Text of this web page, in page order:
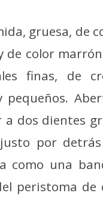
gruesa, de
color
finas, de
dos dientes
por
como una
peristoma de